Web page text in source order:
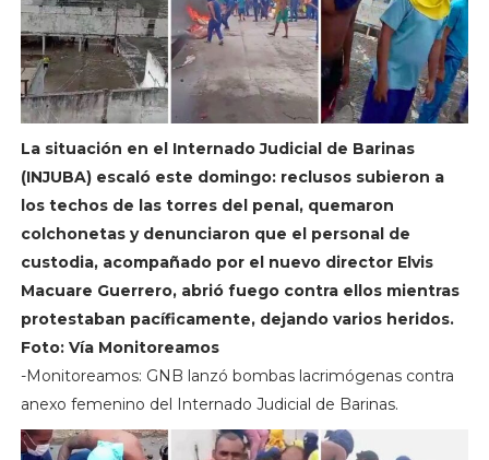
La situación en el Internado Judicial de Barinas
(INJUBA) escaló este domingo: reclusos subieron a
los techos de las torres del penal, quemaron
colchonetas y denunciaron que el personal de
custodia, acompañado por el nuevo director Elvis
Macuare Guerrero, abrió fuego contra ellos mientras
protestaban pacíficamente, dejando varios heridos.
Foto: Vía Monitoreamos
-Monitoreamos: GNB lanzó bombas lacrimógenas contra
anexo femenino del Internado Judicial de Barinas.